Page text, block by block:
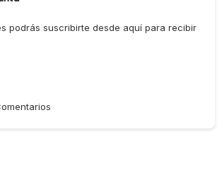
podrás suscribirte desde aquí para recibir